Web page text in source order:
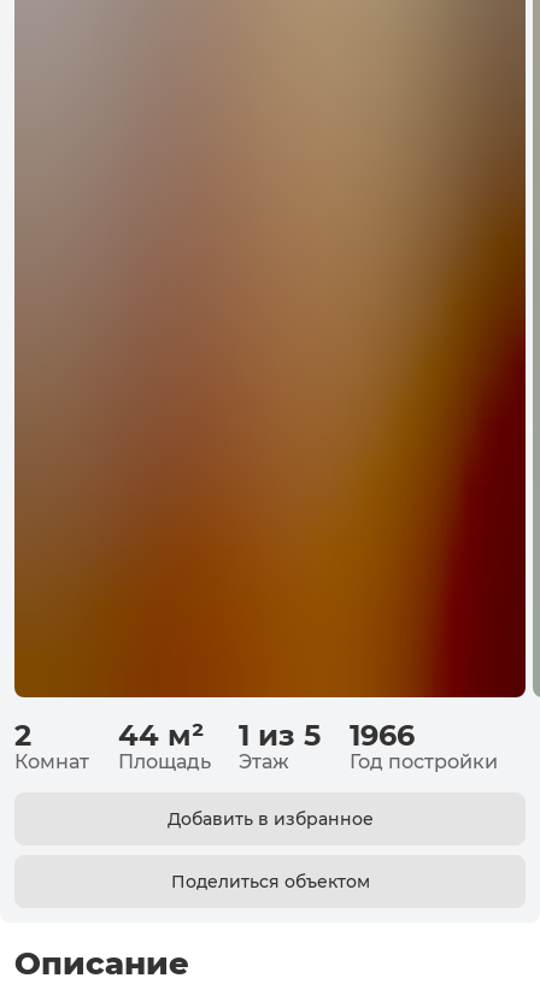
2
Комнат
44 м²
Площадь
1 из 5
Этаж
1966
Год постройки
Добавить в избранное
Поделиться объектом
Описание